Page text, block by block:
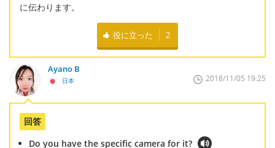
に伝わります。
役に立った 2
Ayano B
日本 2018/11/05 19:25
回答
Do you have the specific camera for it?